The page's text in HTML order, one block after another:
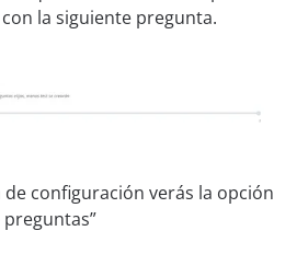
la siguiente pregunta.
de configuración verás la opción